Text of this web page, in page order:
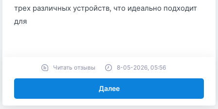
трех различных устройств, что идеально подходит
для
Далее
Читать отзывы 8-05-2026, 05:56